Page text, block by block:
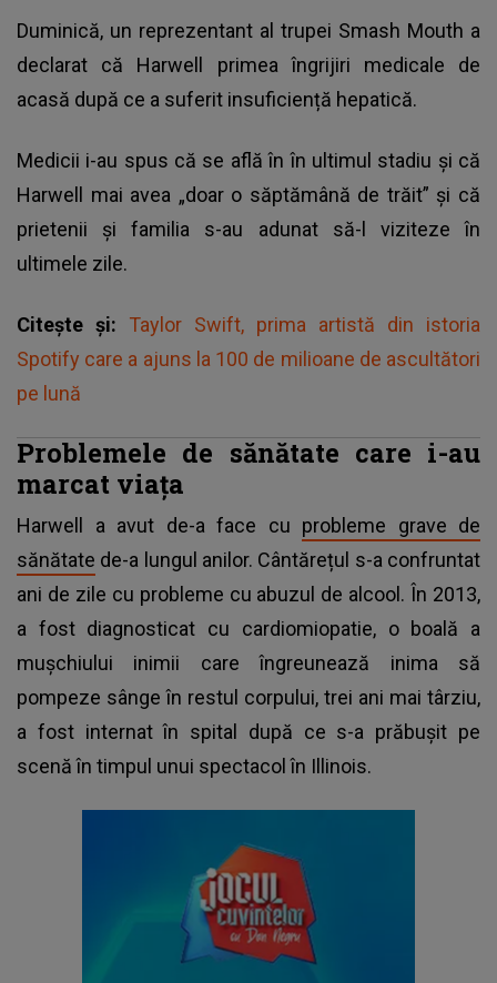
Duminică, un reprezentant al trupei Smash Mouth a
declarat că Harwell primea îngrijiri medicale de
acasă după ce a suferit insuficiență hepatică.
Medicii i-au spus că se află în în ultimul stadiu și că
Harwell mai avea „doar o săptămână de trăit” și că
prietenii și familia s-au adunat să-l viziteze în
ultimele zile.
Citește și: Taylor Swift, prima artistă din istoria
Spotify care a ajuns la 100 de milioane de ascultători
pe lună
Problemele de sănătate care i-au
marcat viața
Harwell a avut de-a face cu probleme grave de
sănătate de-a lungul anilor. Cântărețul s-a confruntat
ani de zile cu probleme cu abuzul de alcool. În 2013,
a fost diagnosticat cu cardiomiopatie, o boală a
mușchiului inimii care îngreunează inima să
pompeze sânge în restul corpului, trei ani mai târziu,
a fost internat în spital după ce s-a prăbușit pe
scenă în timpul unui spectacol în Illinois.